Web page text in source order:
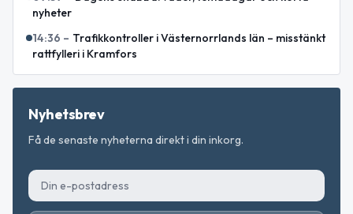
nyheter
14:36 – Trafikkontroller i Västernorrlands län – misstänkt
rattfylleri i Kramfors
Nyhetsbrev
Få de senaste nyheterna direkt i din inkorg.